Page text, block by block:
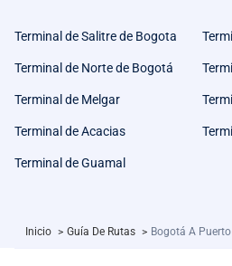
Terminal de Salitre de Bogota
Terminal de Norte de Bogotá
Terminal de Melgar
Terminal de Acacias
Terminal de Guamal
Inicio > Guía De Rutas > Bogotá A